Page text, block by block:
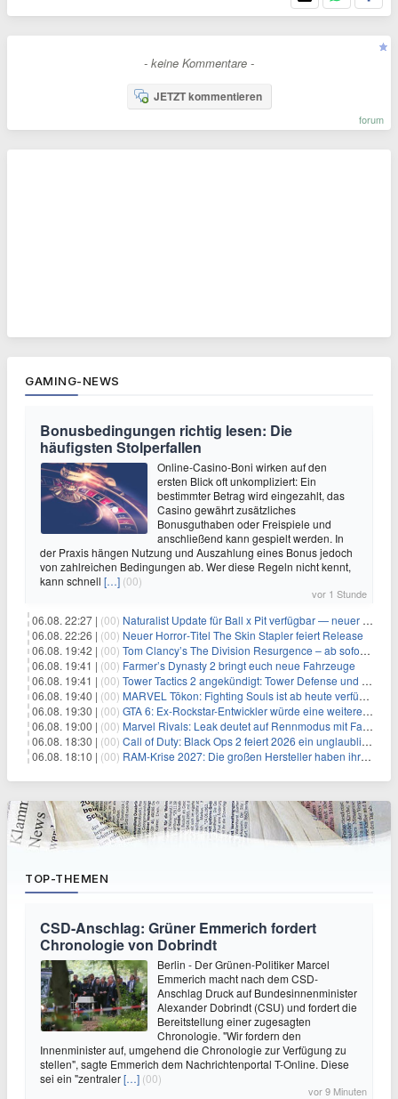
- keine Kommentare -
JETZT kommentieren
forum
GAMING-NEWS
Bonusbedingungen richtig lesen: Die
häufigsten Stolperfallen
Online-Casino-Boni wirken auf den
ersten Blick oft unkompliziert: Ein
bestimmter Betrag wird eingezahlt, das
Casino gewährt zusätzliches
Bonusguthaben oder Freispiele und
anschließend kann gespielt werden. In
der Praxis hängen Nutzung und Auszahlung eines Bonus jedoch
von zahlreichen Bedingungen ab. Wer diese Regeln nicht kennt,
kann schnell […] (00)
vor 1 Stunde
06.08. 22:27 | (00) Naturalist Update für Ball x Pit verfügbar — neuer Content auf allen Plattformen
06.08. 22:26 | (00) Neuer Horror‑Titel The Skin Stapler feiert Release
06.08. 19:42 | (00) Tom Clancy’s The Division Resurgence – ab sofort für euch verfügbar
06.08. 19:41 | (00) Farmer’s Dynasty 2 bringt euch neue Fahrzeuge
06.08. 19:41 | (00) Tower Tactics 2 angekündigt: Tower Defense und Deckbuilding Kombo kehrt zurück
06.08. 19:40 | (00) MARVEL Tōkon: Fighting Souls ist ab heute verfügbar
06.08. 19:30 | (00) GTA 6: Ex-Rockstar-Entwickler würde eine weitere Verschiebung nicht überraschen
06.08. 19:00 | (00) Marvel Rivals: Leak deutet auf Rennmodus mit Fahrzeugen hin
06.08. 18:30 | (00) Call of Duty: Black Ops 2 feiert 2026 ein unglaubliches Comeback
06.08. 18:10 | (00) RAM-Krise 2027: Die großen Hersteller haben ihre Produktion offenbar schon verkauft
TOP-THEMEN
CSD-Anschlag: Grüner Emmerich fordert
Chronologie von Dobrindt
Berlin - Der Grünen-Politiker Marcel
Emmerich macht nach dem CSD-
Anschlag Druck auf Bundesinnenminister
Alexander Dobrindt (CSU) und fordert die
Bereitstellung einer zugesagten
Chronologie. "Wir fordern den
Innenminister auf, umgehend die Chronologie zur Verfügung zu
stellen", sagte Emmerich dem Nachrichtenportal T-Online. Diese
sei ein "zentraler[…] (00)
vor 9 Minuten